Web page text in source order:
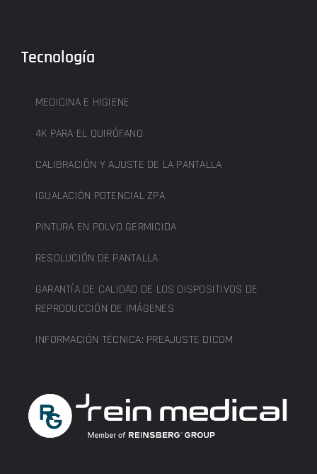
Tecnología
MEDICINA E HIGIENE
4K PARA EL QUIRÓFANO
CALIBRACIÓN Y AJUSTE DE LA PANTALLA
IGUALACIÓN POTENCIAL ZPA
PINTURA EN POLVO GERMICIDA
RESOLUCIÓN DE PANTALLA
GARANTÍA DE CALIDAD DE LOS DISPOSITIVOS DE
REPRODUCCIÓN DE IMÁGENES
INFORMACIÓN TÉCNICA: PREAJUSTE DICOM